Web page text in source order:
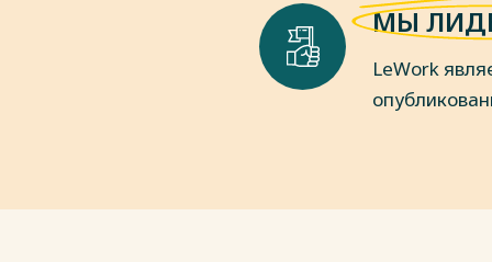
деятельности предприятия /Н.А.
МЫ
LeWork